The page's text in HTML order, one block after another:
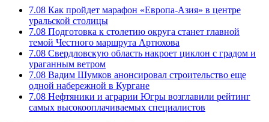
7.08 Как пройдет марафон «Европа-Азия» в центре
уральской столицы
7.08 Подготовка к столетию округа станет главной
темой Честного маршрута Артюхова
7.08 Свердловскую область накроет циклон с градом и
ураганным ветром
7.08 Вадим Шумков анонсировал строительство еще
одной набережной в Кургане
7.08 Нефтяники и аграрии Югры возглавили рейтинг
самых высокооплачиваемых специалистов